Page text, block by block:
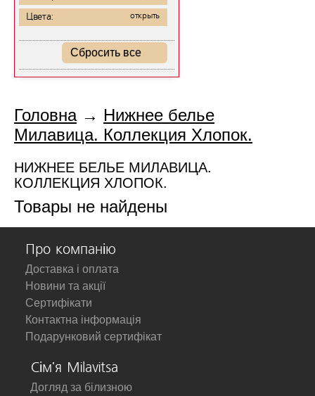
Цвета: открыть
Сбросить все
Головна→ Нижнее белье
Милавица. Коллекция Хлопок.
НИЖНЕЕ БЕЛЬЕ МИЛАВИЦА.
КОЛЛЕКЦИЯ ХЛОПОК.
Товары не найдены
Про компанію
Доставка і оплата
Новини та акції
Сертифікати
Контактна інформація
Подарунковий сертифікат
Сім'я Milavitsa
Догляд за білизною